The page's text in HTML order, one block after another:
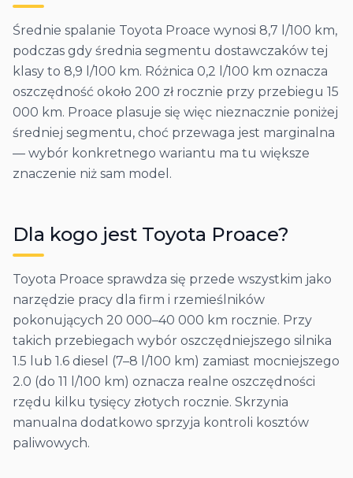
Średnie spalanie Toyota Proace wynosi 8,7 l/100 km,
podczas gdy średnia segmentu dostawczaków tej
klasy to 8,9 l/100 km. Różnica 0,2 l/100 km oznacza
oszczędność około 200 zł rocznie przy przebiegu 15
000 km. Proace plasuje się więc nieznacznie poniżej
średniej segmentu, choć przewaga jest marginalna
— wybór konkretnego wariantu ma tu większe
znaczenie niż sam model.
Dla kogo jest Toyota Proace?
Toyota Proace sprawdza się przede wszystkim jako
narzędzie pracy dla firm i rzemieślników
pokonujących 20 000–40 000 km rocznie. Przy
takich przebiegach wybór oszczędniejszego silnika
1.5 lub 1.6 diesel (7–8 l/100 km) zamiast mocniejszego
2.0 (do 11 l/100 km) oznacza realne oszczędności
rzędu kilku tysięcy złotych rocznie. Skrzynia
manualna dodatkowo sprzyja kontroli kosztów
paliwowych.